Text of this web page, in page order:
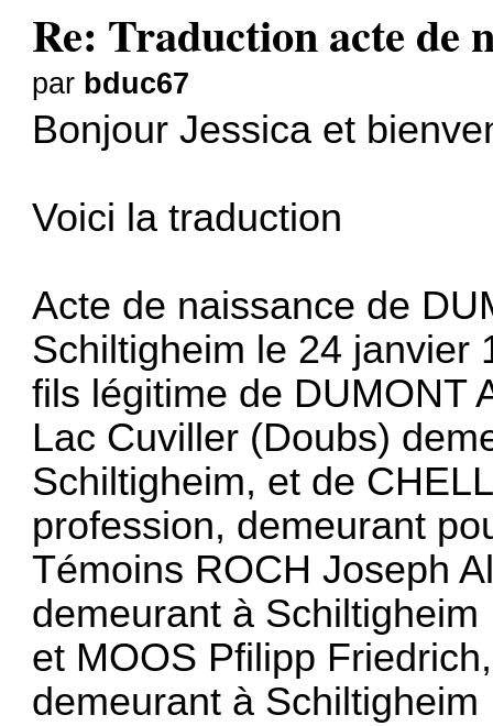
Re: Traduction acte de
par bduc67
Bonjour Jessica et
Voici la traduction
Acte de naissance de
Schiltigheim le 24 janvier
fils légitime de DUMONT
Lac Cuviller (Doubs)
Schiltigheim, et de
profession, demeurant
Témoins ROCH Joseph
demeurant à Schiltigheim
et MOOS Pfilipp
demeurant à Schiltigheim